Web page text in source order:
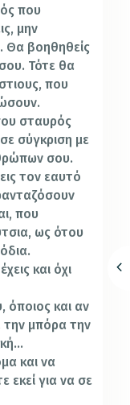
που
μην
Θα βοηθηθείς
Τότε θα
που
σταυρός
σύγκριση με
σου.
τον εαυτό
που
ως ότου
και όχι
όποιος και αν
την μπόρα την
και να
εκεί για να σε